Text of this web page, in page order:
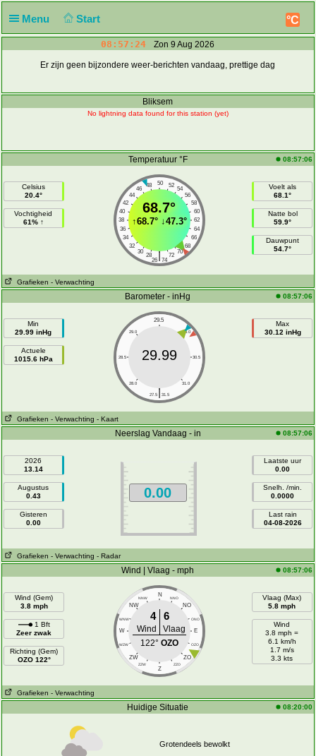
Menu Start °C
08:57:25 Zon 9 Aug 2026
Er zijn geen bijzondere weer-berichten vandaag, prettige dag
Bliksem
No lightning data found for this station (yet)
Temperatuur °F 08:57:06
Celsius
20.4°
Vochtigheid
61% ↑
50
48 52
46
54
44
56
42
58
40
60
38
62
36
64
34
66
32
68
30
70
28 72
|
26 74
68.7°
↑68.7°↓47.3°
Voelt als
68.1°
Natte bol
59.9°
Dauwpunt
54.7°
Grafieken - Verwachting
Barometer - inHg 08:57:06
Min
29.99 inHg
Actuele
1015.6 hPa
29.5
29.0 30.0
28.5 30.5
28.0 31.0
|
27.5 31.5
29.99
Max
30.12 inHg
Grafieken - Verwachting - Kaart
Neerslag Vandaag - in 08:57:06
2026
13.14
Augustus
0.43
Gisteren
0.00
0.00
Laatste uur
0.00
Snelh. /min.
0.0000
Last rain
04-08-2026
Grafieken - Verwachting - Radar
Wind | Vlaag - mph 08:57:06
Wind (Gem)
3.8 mph
1 Bft
Zeer zwak
Richting (Gem)
OZO 122°
N
NNW NNO
NW NO
WNW ONO
W E
WZW OZO
ZW ZO
ZZW ZZO
Z
4 6
Wind
Vlaag
122° OZO
Vlaag (Max)
5.8 mph
Wind
3.8 mph =
6.1 km/h
1.7 m/s
3.3 kts
Grafieken - Verwachting
Huidige Situatie 08:20:00
Grotendeels bewolkt